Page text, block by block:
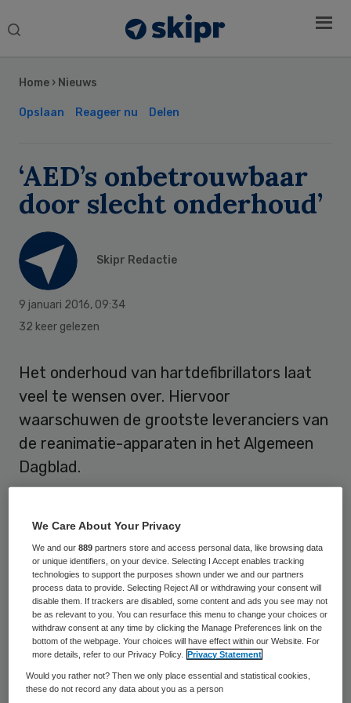
Search
Home › Nieuws
Opslaan Reageer nu Delen
‘AED’s onbetrouwbaar
door slecht onderhoud’
Skipr Redactie
9 januari 2016, 09:34
32 keer gelezen
Het onderhoud van hartdefibrillators laat
veel te wensen over. Hiervoor
waarschuwen de grootste leveranciers van
de reanimatie-apparaten in het Algemeen
Dagblad.
veel automatische externe defibrillators
slecht onderhouden, schrijftde krant.
Eigenaren hangen het levensreddende
schokapparaat wel in hun pand op, maar
kijken er dan nauwelijks meer naar om,
stellen leveranciers Medisol en Vivon.
Medisol hield een jaar geleden een actie
onder klanten om de AED’s gratis te keuren.
Sidebar
We Care About Your Privacy
We and our889 partners store and access personal data, like browsing data
or unique identifiers, on your device. Selecting I Accept enables tracking
technologies to support the purposes shown under we and our partners
process data to provide. Selecting Reject All or withdrawing your consent will
disable them. If trackers are disabled, some content and ads you see may not
be as relevant to you. You can resurface this menu to change your choices or
withdraw consent at any time by clicking the Manage Preferences link on the
bottom of the webpage. Your choices will have effect within our Website. For
more details, refer to our Privacy Policy.
Privacy Statement
Would you rather not? Then we only place essential and statistical cookies,
these do not record any data about you as a person